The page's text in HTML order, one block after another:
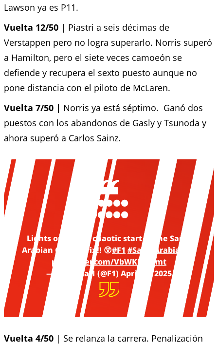
Lawson ya es P11.
Vuelta 12/50 | Piastri a seis décimas de
Verstappen pero no logra superarlo. Norris superó
a Hamilton, pero el siete veces camoeón se
defiende y recupera el sexto puesto aunque no
pone distancia con el piloto de McLaren.
Vuelta 7/50 | Norris ya está séptimo. Ganó dos
puestos con los abandonos de Gasly y Tsunoda y
ahora superó a Carlos Sainz.
⚫️⚫️⚫️⚫️⚫️
⚫️⚫️⚫️⚫️⚫️
Lights out! It's a chaotic start to the Saudi
Arabian Grand Prix!! 😲#F1 #SaudiArabianGP
pic.twitter.com/VbWKlrLmmt
— Formula 1 (@F1) April 20, 2025
Vuelta 4/50 | Se relanza la carrera. Penalización